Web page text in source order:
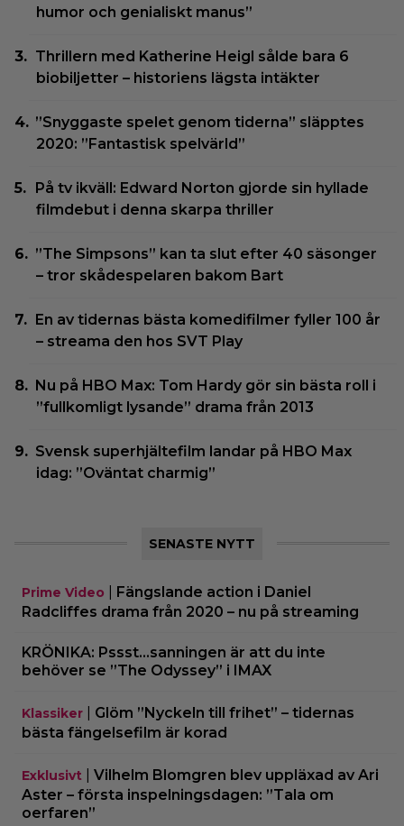
humor och genialiskt manus”
Thrillern med Katherine Heigl sålde bara 6
biobiljetter – historiens lägsta intäkter
”Snyggaste spelet genom tiderna” släpptes
2020: ”Fantastisk spelvärld”
På tv ikväll: Edward Norton gjorde sin hyllade
filmdebut i denna skarpa thriller
”The Simpsons” kan ta slut efter 40 säsonger
– tror skådespelaren bakom Bart
En av tidernas bästa komedifilmer fyller 100 år
– streama den hos SVT Play
Nu på HBO Max: Tom Hardy gör sin bästa roll i
”fullkomligt lysande” drama från 2013
Svensk superhjältefilm landar på HBO Max
idag: ”Oväntat charmig”
SENASTE NYTT
Prime Video
Fängslande action i Daniel
Radcliffes drama från 2020 – nu på streaming
KRÖNIKA: Pssst…sanningen är att du inte
behöver se ”The Odyssey” i IMAX
Klassiker
Glöm ”Nyckeln till frihet” – tidernas
bästa fängelsefilm är korad
Exklusivt
Vilhelm Blomgren blev uppläxad av Ari
Aster – första inspelningsdagen: ”Tala om
oerfaren”